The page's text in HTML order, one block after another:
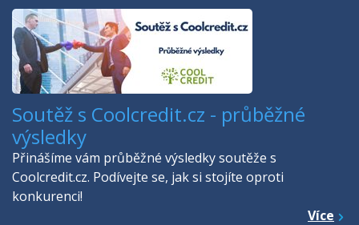
Soutěž s Coolcredit.cz - průběžné
výsledky
Přinášíme vám průběžné výsledky soutěže s
Coolcredit.cz. Podívejte se, jak si stojíte oproti
konkurenci!
Více